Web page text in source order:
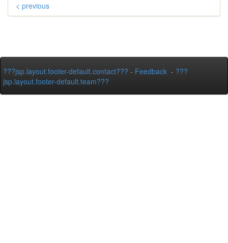
< previous
???jsp.layout.footer-default.contact??? - Feedback - ???
jsp.layout.footer-default.team???